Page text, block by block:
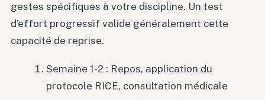
gestes spécifiques à votre discipline. Un test
d’effort progressif valide généralement cette
capacité de reprise.
Semaine 1-2 : Repos, application du
protocole RICE, consultation médicale